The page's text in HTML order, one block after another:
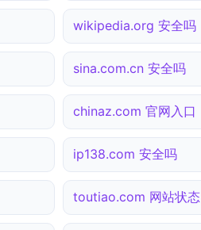
wikipedia.org 安全吗
sina.com.cn 安全吗
chinaz.com 官网入口
ip138.com 安全吗
toutiao.com 网站状态